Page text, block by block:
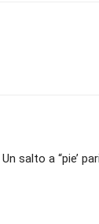
Un salto a “pie’